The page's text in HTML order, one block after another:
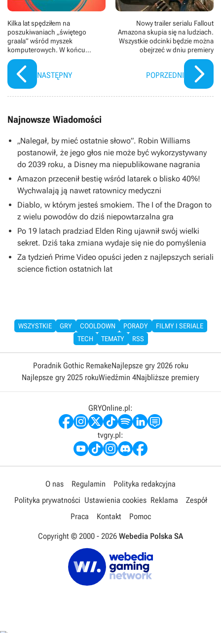
Kilka lat spędziłem na
poszukiwaniach „świętego
graala” wśród myszek
komputerowych. W końcu
trafiłem na tę jedyną, której nie
zamienię na żadną inną
NASTĘPNY
Nowy trailer serialu Fallout
Amazona skupia się na ludziach.
Wszystkie odcinki będzie można
obejrzeć w dniu premiery
POPRZEDNI
Najnowsze Wiadomości
„Nalegał, by mieć ostatnie słowo”. Robin Williams
postanowił, że jego głos nie może być wykorzystywany
do 2039 roku, a Disney ma niepublikowane nagrania
Amazon przecenił bestię wśród latarek o blisko 40%!
Wychwalają ją nawet ratownicy medyczni
Diablo, w którym jesteś smokiem. The I of the Dragon to
z wielu powodów do dziś niepowtarzalna gra
Po 19 latach pradziad Elden Ring ujawnił swój wielki
sekret. Dziś taka zmiana wydaje się nie do pomyślenia
Za tydzień Prime Video opuści jeden z najlepszych seriali
science fiction ostatnich lat
WSZYSTKIE GRY COOLDOWN PORADY
FILMY I SERIALE
TECH
TEMATY RSS
Poradnik Gothic RemakeNajlepsze gry 2026 roku
Najlepsze gry 2025 rokuWiedźmin 4Najbliższe premiery
GRYOnline.pl:
tvgry.pl:
O nas Regulamin
Polityka redakcyjna
Polityka prywatności Ustawienia cookies Reklama
Zespół
Praca
Kontakt Pomoc
Copyright © 2000 - 2026 Webedia Polska SA